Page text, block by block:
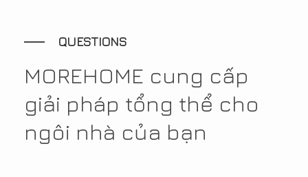
QUESTIONS
MOREHOME cung cấp
giải pháp tổng thể cho
ngôi nhà của bạn